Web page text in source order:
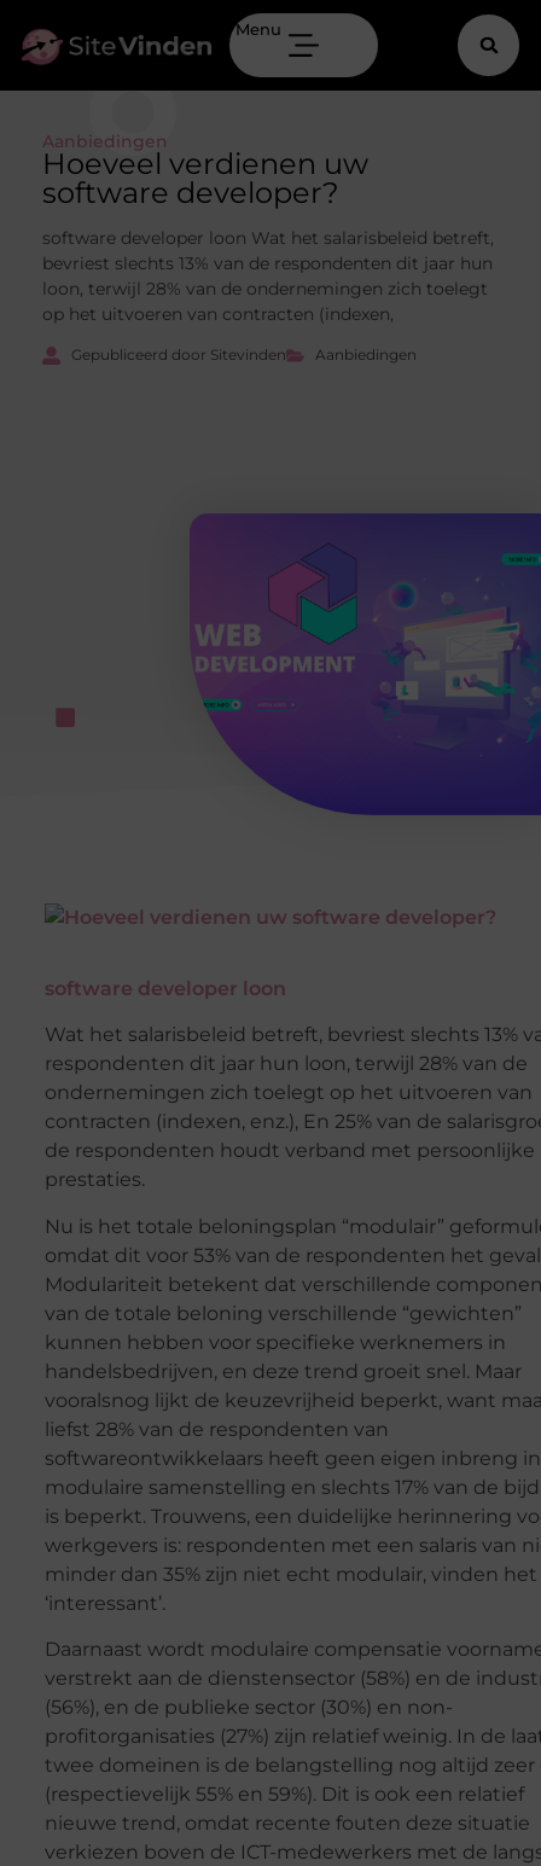
Menu
Aanbiedingen
Hoeveel verdienen uw
software developer?
software developer loon Wat het salarisbeleid betreft,
bevriest slechts 13% van de respondenten dit jaar hun
loon, terwijl 28% van de ondernemingen zich toelegt
op het uitvoeren van contracten (indexen,
Gepubliceerd door Sitevinden Aanbiedingen
software developer loon
Wat het salarisbeleid betreft, bevriest slechts 13%
respondenten dit jaar hun loon, terwijl 28% van de
ondernemingen zich toelegt op het uitvoeren van
contracten (indexen, enz.), En 25% van de
de respondenten houdt verband met persoonlijke
prestaties.
Nu is het totale beloningsplan “modulair”
omdat dit voor 53% van de respondenten het geval
Modulariteit betekent dat verschillende
van de totale beloning verschillende “gewichten”
kunnen hebben voor specifieke werknemers in
handelsbedrijven, en deze trend groeit snel. Maar
vooralsnog lijkt de keuzevrijheid beperkt, want
liefst 28% van de respondenten van
softwareontwikkelaars heeft geen eigen inbreng
modulaire samenstelling en slechts 17% van de
is beperkt. Trouwens, een duidelijke herinnering
werkgevers is: respondenten met een salaris van
minder dan 35% zijn niet echt modulair, vinden het
‘interessant’.
Daarnaast wordt modulaire compensatie
verstrekt aan de dienstensector (58%) en de
(56%), en de publieke sector (30%) en non-
profitorganisaties (27%) zijn relatief weinig. In de
twee domeinen is de belangstelling nog altijd zeer
(respectievelijk 55% en 59%). Dit is ook een relatief
nieuwe trend, omdat recente fouten deze situatie
verkiezen boven de ICT-medewerkers met de